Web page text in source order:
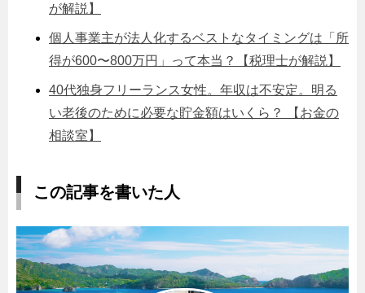
が解説】
個人事業主が法人化するベストなタイミングは「所
得が600〜800万円」って本当？【税理士が解説】
40代独身フリーランス女性。年収は不安定。明る
い老後のために必要な貯金額はいくら？ 【お金の
相談室】
この記事を書いた人